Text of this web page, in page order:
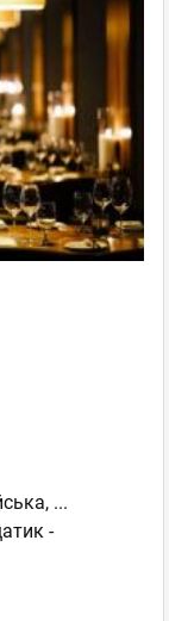
, ...
-